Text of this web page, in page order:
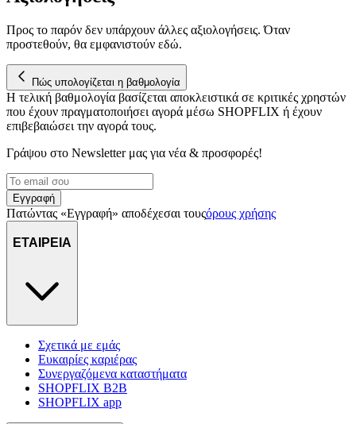
διεύθυνση IP σας, χρησιμοποιώντας τεχνολογία όπως cookies
για να αποθηκεύουμε και να έχουμε πρόσβαση σε πληροφορίες
στη συσκευή σας, με σκοπό την προβολή εξατομικευμένων
διαφημίσεις και περιεχόμενο, την καλύτερη εικόνα του κοινού
μας και την ανάπτυξη προϊόντων. Επίσης, κοινοποιούμε
πληροφορίες σχετικά με την από μέρους σας χρήση της
τοποθεσίας μας στους συνεργάτες μέσων κοινωνικής
δικτύωσης, διαφημίσεων και ανάλυσης.
Προς το παρόν δεν υπάρχουν άλλες αξιολογήσεις. Όταν
προστεθούν, θα εμφανιστούν εδώ.
Πώς υπολογίζεται η βαθμολογία
Η τελική βαθμολογία βασίζεται αποκλειστικά σε κριτικές χρηστών
που έχουν πραγματοποιήσει αγορά μέσω SHOPFLIX ή έχουν
επιβεβαιώσει την αγορά τους.
Γράψου στο Νewsletter μας για νέα & προσφορές!
Εγγραφή
Πατώντας «Εγγραφή» αποδέχεσαι τουςόρους χρήσης
ΕΤΑΙΡΕΙΑ
Σχετικά με εμάς
Ευκαιρίες καριέρας
Συνεργαζόμενα καταστήματα
SHOPFLIX B2B
SHOPFLIX app